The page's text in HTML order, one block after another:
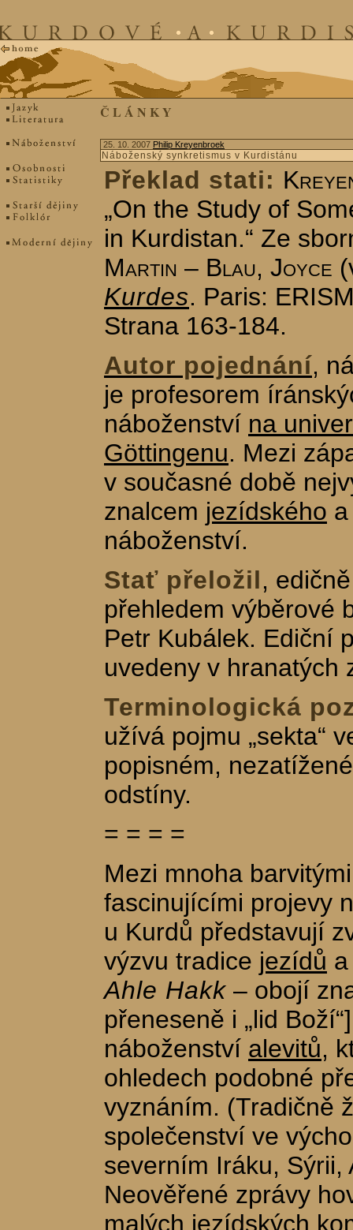
Č L Á N K Y
25. 10. 2007 Philip Kreyenbroek
Náboženský synkretismus v Kurdistánu
Překlad stati:
„On the Study of
in Kurdistan.“ Ze
Martin – Blau, Joyce
Kurdes. Paris:
Strana 163-184.
Autor pojednání,
je profesorem
náboženství na
Göttingenu. Mezi
v současné době
znalcem jezídského
náboženství.
Stať přeložil,
přehledem výběrové
Petr Kubálek. Ediční
uvedeny v hranatých
Terminologická
užívá pojmu „sekta“
popisném,
odstíny.
= = = =
Mezi mnoha
fascinujícími projevy
u Kurdů představují
výzvu tradice jezídů
Ahle Hakk – obojí
přeneseně i „lid
náboženství alevitů,
ohledech podobné
vyznáním. (Tradičně
společenství ve
severním Iráku, Sýrii,
Neověřené zprávy
malých jezídských